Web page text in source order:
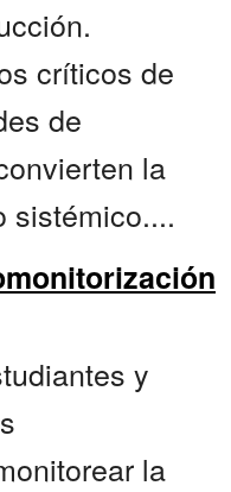
críticos de
de
la
sistémico....
y
la